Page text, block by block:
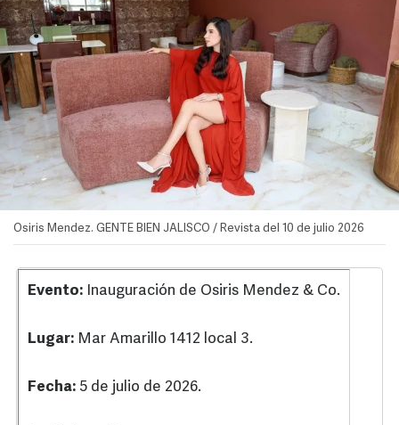
Osiris Mendez. GENTE BIEN JALISCO / Revista del 10 de julio 2026
Evento: Inauguración de Osiris Mendez & Co.
Lugar: Mar Amarillo 1412 local 3.
Fecha: 5 de julio de 2026.